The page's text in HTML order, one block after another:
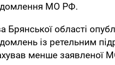
МО РФ.
Брянської області
із ретельним
менше заявленої